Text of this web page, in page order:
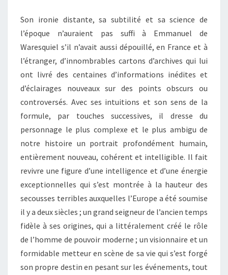
Son ironie distante, sa subtilité et sa science de
l’époque n’auraient pas suffi à Emmanuel de
Waresquiel s’il n’avait aussi dépouillé, en France et à
l’étranger, d’innombrables cartons d’archives qui lui
ont livré des centaines d’informations inédites et
d’éclairages nouveaux sur des points obscurs ou
controversés. Avec ses intuitions et son sens de la
formule, par touches successives, il dresse du
personnage le plus complexe et le plus ambigu de
notre histoire un portrait profondément humain,
entièrement nouveau, cohérent et intelligible. Il fait
revivre une figure d’une intelligence et d’une énergie
exceptionnelles qui s’est montrée à la hauteur des
secousses terribles auxquelles l’Europe a été soumise
il y a deux siècles ; un grand seigneur de l’ancien temps
fidèle à ses origines, qui a littéralement créé le rôle
de l’homme de pouvoir moderne ; un visionnaire et un
formidable metteur en scène de sa vie qui s’est forgé
son propre destin en pesant sur les événements, tout